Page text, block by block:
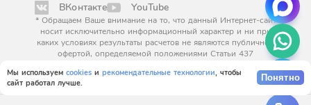
Мы используем cookies и рекомендательные технологии, чтобы
сайт работал лучше.
Понятно
ВКонтакте YouTube
* Обращаем Ваше внимание на то, что данный Интернет-сайт
носит исключительно информационный характер и ни при
каких условиях результаты расчетов не являются публичной
офертой, определяемой положениями Статьи 437
окончательным расчетом обращайтесь к нашим менеджерам.